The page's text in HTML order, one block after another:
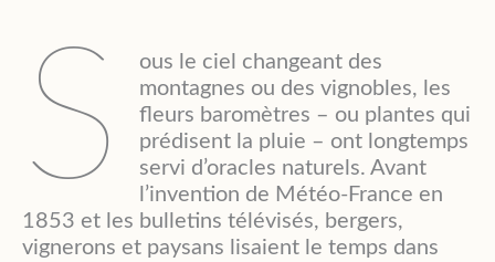
S
ous le ciel changeant des
montagnes ou des vignobles, les
fleurs baromètres – ou plantes qui
prédisent la pluie – ont longtemps
servi d’oracles naturels. Avant
l’invention de Météo-France en
1853 et les bulletins télévisés, bergers,
vignerons et paysans lisaient le temps dans